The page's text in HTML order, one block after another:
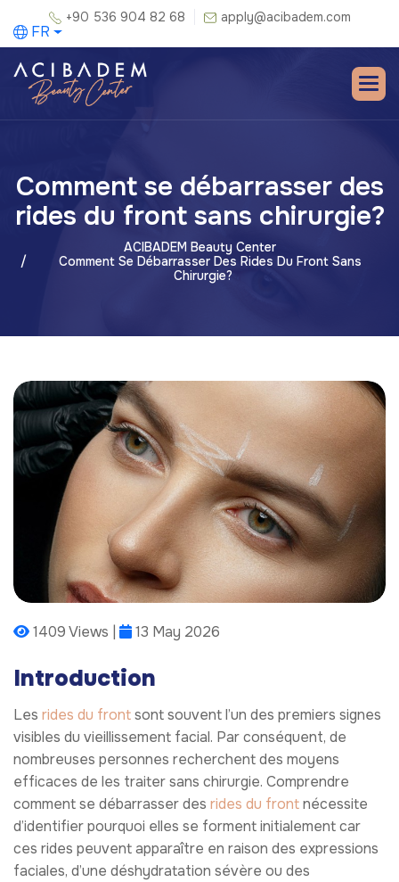
+90 536 904 82 68 apply@acibadem.com
FR
Comment se débarrasser des
rides du front sans chirurgie?
ACIBADEM Beauty Center
Comment Se Débarrasser Des Rides Du Front Sans
Chirurgie?
1409 Views | 13 May 2026
Introduction
Les rides du frontsont souvent l’un des premiers signes
visibles du vieillissement facial. Par conséquent, de
nombreuses personnes recherchent des moyens
efficaces de les traiter sans chirurgie. Comprendre
comment se débarrasser des rides du frontnécessite
d’identifier pourquoi elles se forment initialement car
ces rides peuvent apparaître en raison des expressions
faciales, d’une déshydratation sévère ou des